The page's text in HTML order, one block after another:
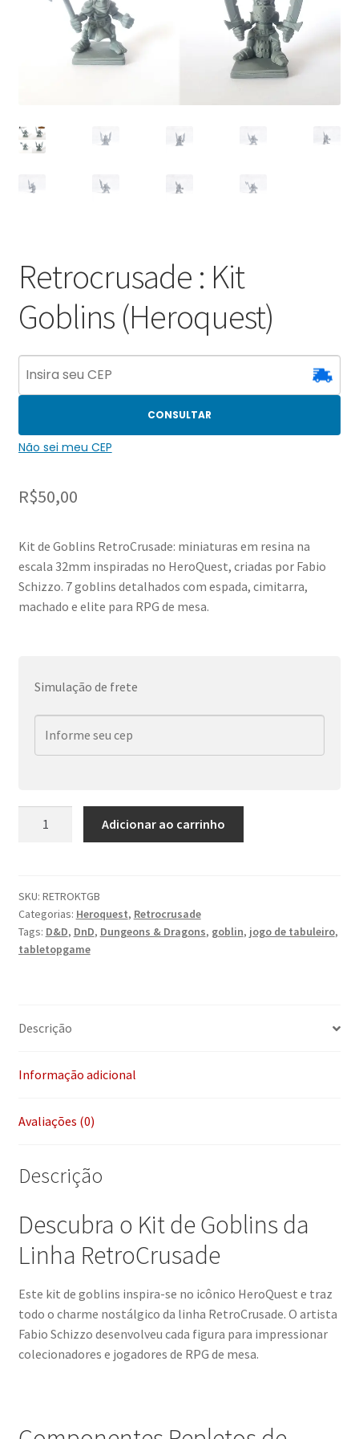
Retrocrusade : Kit
Goblins (Heroquest)
CONSULTAR
Não sei meu CEP
R$50,00
Kit de Goblins RetroCrusade: miniaturas em resina na
escala 32mm inspiradas no HeroQuest, criadas por Fabio
Schizzo. 7 goblins detalhados com espada, cimitarra,
machado e elite para RPG de mesa.
Simulação de frete
(Heroquest)
quantidade
Adicionar ao carrinho
SKU: RETROKTGB
Categorias: Heroquest, Retrocrusade
Tags: D&D, DnD, Dungeons & Dragons, goblin, jogo de tabuleiro,
tabletopgame
Descrição
Informação adicional
Avaliações (0)
Descrição
Descubra o Kit de Goblins da
Linha RetroCrusade
Este kit de goblins inspira-se no icônico HeroQuest e traz
todo o charme nostálgico da linha RetroCrusade. O artista
Fabio Schizzo desenvolveu cada figura para impressionar
colecionadores e jogadores de RPG de mesa.